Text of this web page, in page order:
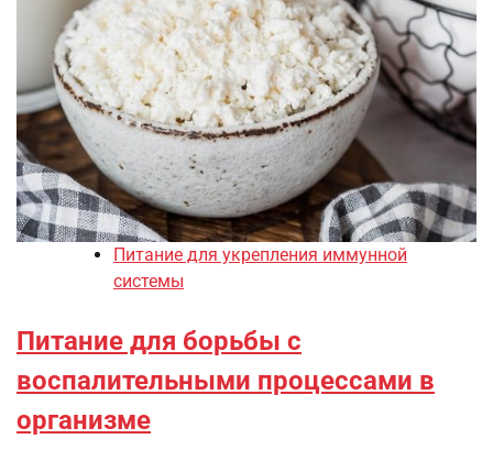
Питание для укрепления иммунной
системы
Питание для борьбы с
воспалительными процессами в
организме